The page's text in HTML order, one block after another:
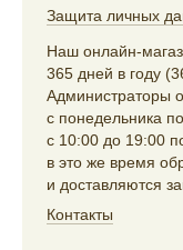
Защита личных
Наш онлайн-
365 дней в году
Администраторы
с понедельника
с 10:00 до 19:00
в это же время
и доставляются
Контакты